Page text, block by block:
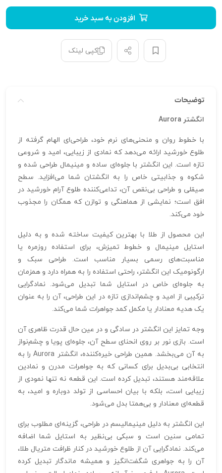
افزودن به سبد خرید
کپی لینک
توضیحات
انگشتر Aurora
با خطوط روان و منحنی‌های نرم خود، طراحی‌ای الهام گرفته از
طلوع خورشید ارائه می‌دهد که نمادی از زیبایی، امید و شروعی
تازه است. این انگشتر با جلوه‌ای ساده و مینیمال طراحی شده و
شکوه و جذابیتی خاص را به انگشتان شما می‌افزاید. سطح
صیقلی و طراحی بی‌نقص آن، تداعی‌کننده طلوع آرام خورشید در
افق است؛ نمایشی از هماهنگی و توازن که همگان را مجذوب
خود می‌کند.
این محصول از طلا با بهترین کیفیت ساخته شده و به دلیل
استایل مینیمال و خطوط تمیزش، برای استفاده روزمره یا
مناسبت‌های رسمی بسیار مناسب است. طراحی سبک و
ارگونومیک این انگشتر، راحتی استفاده را به همراه دارد و همزمان
به جلوه‌ای خاص در استایل شما تبدیل می‌شود. نمادگرایی
ترکیبی از امید و چشم‌اندازی تازه در این طراحی، آن را به عنوان
یک هدیه معنادار یا مکمل کمد جواهرات شما می‌کند.
وجه تمایز این انگشتر در سادگی و در عین حال قدرت ظاهری آن
است. بازی نور بر روی انحنای سطح آن، جلوه‌ای پویا و چشم‌نواز
به آن می‌بخشد. همین طراحی خیره‌کننده، انگشتر Aurora را به
انتخابی بی‌بدیل برای کسانی که به جواهرات مدرن و نمادین
علاقه‌مند هستند، تبدیل کرده است. این قطعه نه تنها نمودی از
زیبایی است، بلکه با بیان احساسی از تولد دوباره و امید، به
قطعه‌ای معنادار و بی‌همتا بدل می‌شود.
این انگشتر به دلیل مینیمالیسم در طراحی، گزینه‌ای مطلوب برای
تمامی سنین است و سبکی بی‌نظیر به استایل شما اضافه
می‌کند. نمادگرایی آن از طلوع خورشید در کنار ظرافت متریال طلا،
آن را به جواهری شگفت‌انگیز و همیشه ماندگار تبدیل کرده